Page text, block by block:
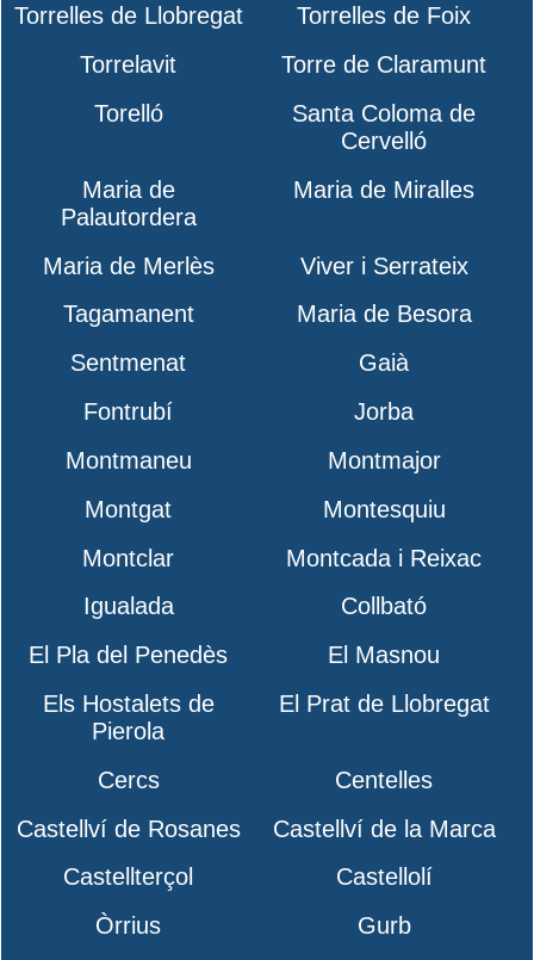
Torrelles de Llobregat
Torrelles de Foix
Torrelavit
Torre de Claramunt
Torelló
Santa Coloma de
Cervelló
Maria de
Palautordera
Maria de Miralles
Maria de Merlès
Viver i Serrateix
Tagamanent
Maria de Besora
Sentmenat
Gaià
Fontrubí
Jorba
Montmaneu
Montmajor
Montgat
Montesquiu
Montclar
Montcada i Reixac
Igualada
Collbató
El Pla del Penedès
El Masnou
Els Hostalets de
Pierola
El Prat de Llobregat
Cercs
Centelles
Castellví de Rosanes
Castellví de la Marca
Castellterçol
Castellolí
Òrrius
Gurb